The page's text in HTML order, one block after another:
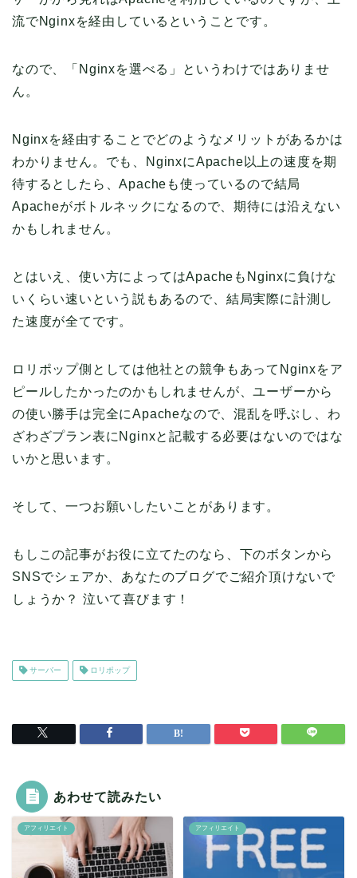
流でNginxを経由しているということです。
なので、「Nginxを選べる」というわけではありませ
ん。
Nginxを経由することでどのようなメリットがあるかは
わかりません。でも、NginxにApache以上の速度を期
待するとしたら、Apacheも使っているので結局
Apacheがボトルネックになるので、期待には沿えない
かもしれません。
とはいえ、使い方によってはApacheもNginxに負けな
いくらい速いという説もあるので、結局実際に計測し
た速度が全てです。
ロリポップ側としては他社との競争もあってNginxをア
ピールしたかったのかもしれませんが、ユーザーから
の使い勝手は完全にApacheなので、混乱を呼ぶし、わ
ざわざプラン表にNginxと記載する必要はないのではな
いかと思います。
そして、一つお願いしたいことがあります。
もしこの記事がお役に立てたのなら、下のボタンから
SNSでシェアか、あなたのブログでご紹介頂けないで
しょうか？ 泣いて喜びます！
サーバー ロリポップ
あわせて読みたい
アフィリエイト アフィリエイト